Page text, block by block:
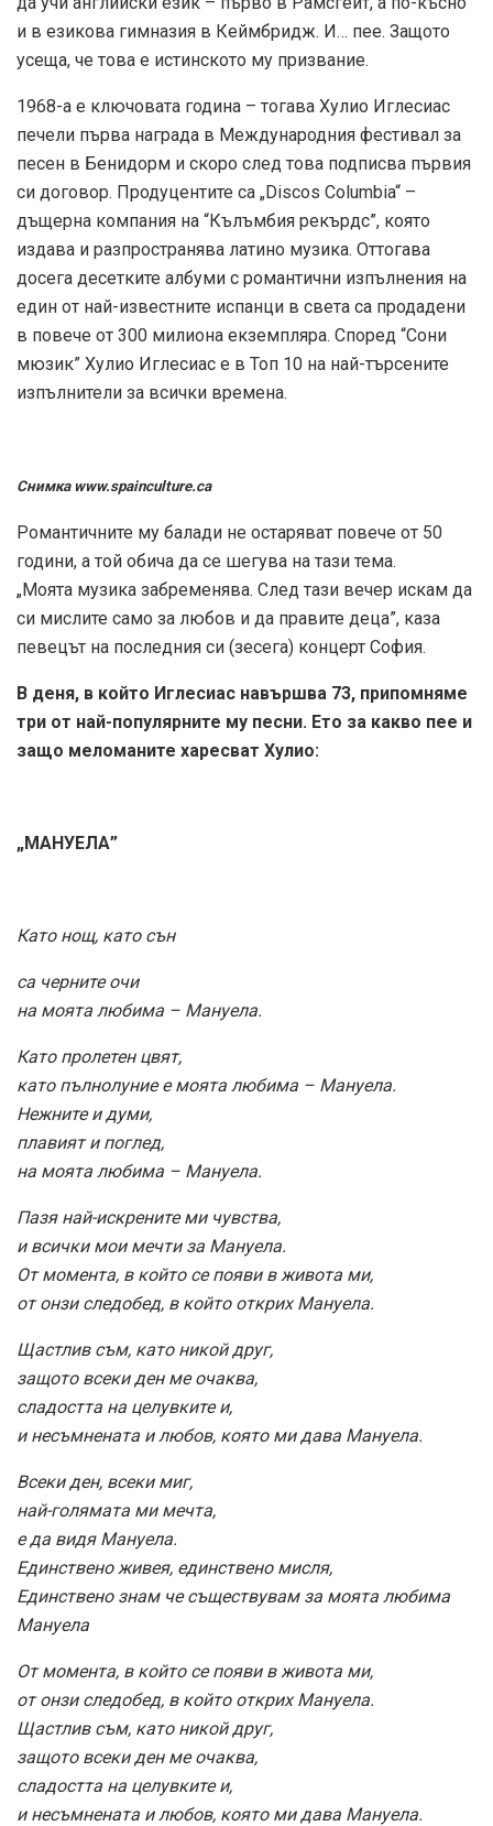
и в езикова гимназия в Кеймбридж. И… пее. Защото
усеща, че това е истинското му призвание.
1968-а е ключовата година – тогава Хулио Иглесиас
печели първа награда в Международния фестивал за
песен в Бенидорм и скоро след това подписва първия
си договор. Продуцентите са „Discos Columbia“ –
дъщерна компания на “Кълъмбия рекърдс”, която
издава и разпространява латино музика. Оттогава
досега десетките албуми с романтични изпълнения на
един от най-известните испанци в света са продадени
в повече от 300 милиона екземпляра. Според “Сони
мюзик” Хулио Иглесиас е в Топ 10 на най-търсените
изпълнители за всички времена.
Снимка www.spainculture.ca
Романтичните му балади не остаряват повече от 50
години, а той обича да се шегува на тази тема.
„Моята музика забременява. След тази вечер искам да
си мислите само за любов и да правите деца”, каза
певецът на последния си (зесега) концерт София.
В деня, в който Иглесиас навършва 73, припомняме
три от най-популярните му песни. Ето за какво пее и
защо меломаните харесват Хулио:
„МАНУЕЛА”
Като нощ, като сън
са черните очи
на моята любима – Мануела.
Като пролетен цвят,
като пълнолуние е моята любима – Мануела.
Нежните и думи,
плавият и поглед,
на моята любима – Мануела.
Пазя най-искрените ми чувства,
и всички мои мечти за Мануела.
От момента, в който се появи в живота ми,
от онзи следобед, в който открих Мануела.
Щастлив съм, като никой друг,
защото всеки ден ме очаква,
сладостта на целувките и,
и несъмнената и любов, която ми дава Мануела.
Всеки ден, всеки миг,
най-голямата ми мечта,
е да видя Мануела.
Единствено живея, единствено мисля,
Единствено знам че съществувам за моята любима
Мануела
От момента, в който се появи в живота ми,
от онзи следобед, в който открих Мануела.
Щастлив съм, като никой друг,
защото всеки ден ме очаква,
сладостта на целувките и,
и несъмнената и любов, която ми дава Мануела.